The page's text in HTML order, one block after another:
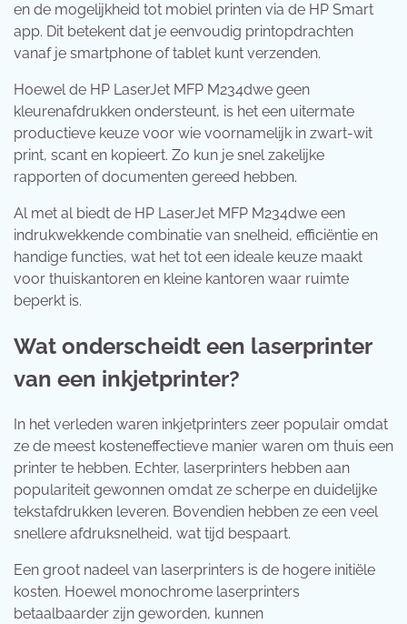
en de mogelijkheid tot mobiel printen via de HP Smart
app. Dit betekent dat je eenvoudig printopdrachten
vanaf je smartphone of tablet kunt verzenden.
Hoewel de HP LaserJet MFP M234dwe geen
kleurenafdrukken ondersteunt, is het een uitermate
productieve keuze voor wie voornamelijk in zwart-wit
print, scant en kopieert. Zo kun je snel zakelijke
rapporten of documenten gereed hebben.
Al met al biedt de HP LaserJet MFP M234dwe een
indrukwekkende combinatie van snelheid, efficiëntie en
handige functies, wat het tot een ideale keuze maakt
voor thuiskantoren en kleine kantoren waar ruimte
beperkt is.
Wat onderscheidt een laserprinter
van een inkjetprinter?
In het verleden waren inkjetprinters zeer populair omdat
ze de meest kosteneffectieve manier waren om thuis een
printer te hebben. Echter, laserprinters hebben aan
populariteit gewonnen omdat ze scherpe en duidelijke
tekstafdrukken leveren. Bovendien hebben ze een veel
snellere afdruksnelheid, wat tijd bespaart.
Een groot nadeel van laserprinters is de hogere initiële
kosten. Hoewel monochrome laserprinters
betaalbaarder zijn geworden, kunnen